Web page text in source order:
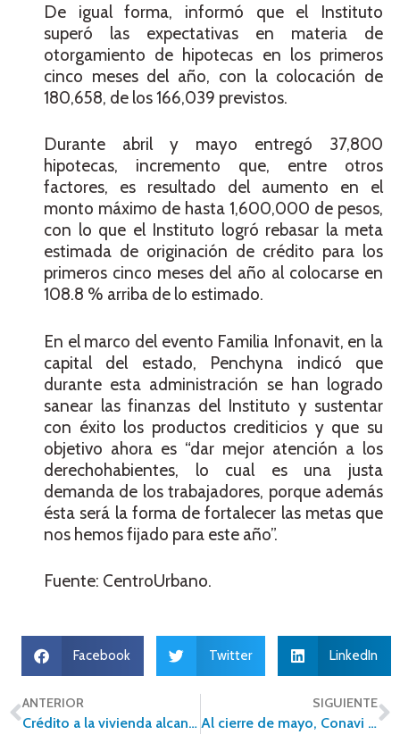
De igual forma, informó que el Instituto
superó las expectativas en materia de
otorgamiento de hipotecas en los primeros
cinco meses del año, con la colocación de
180,658, de los 166,039 previstos.
Durante abril y mayo entregó 37,800
hipotecas, incremento que, entre otros
factores, es resultado del aumento en el
monto máximo de hasta 1,600,000 de pesos,
con lo que el Instituto logró rebasar la meta
estimada de originación de crédito para los
primeros cinco meses del año al colocarse en
108.8 % arriba de lo estimado.
En el marco del evento Familia Infonavit, en la
capital del estado, Penchyna indicó que
durante esta administración se han logrado
sanear las finanzas del Instituto y sustentar
con éxito los productos crediticios y que su
objetivo ahora es “dar mejor atención a los
derechohabientes, lo cual es una justa
demanda de los trabajadores, porque además
ésta será la forma de fortalecer las metas que
nos hemos fijado para este año”.
Fuente: CentroUrbano.
Facebook Twitter LinkedIn
ANTERIOR
Crédito a la vivienda alcanzó acumulado de 89 mmdp
SIGUIENTE
Al cierre de mayo, Conavi dispersó 1.9 mmdp en subsidios